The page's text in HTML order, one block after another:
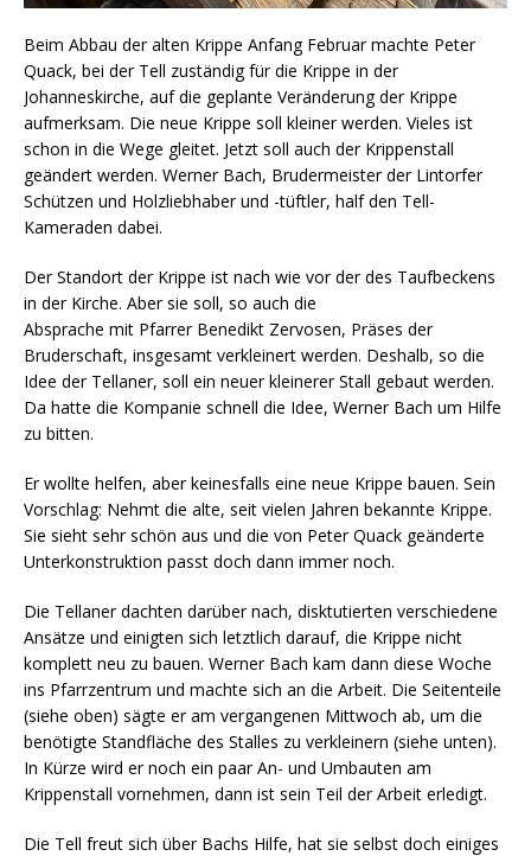
Beim Abbau der alten Krippe Anfang Februar machte Peter
Quack, bei der Tell zuständig für die Krippe in der
Johanneskirche, auf die geplante Veränderung der Krippe
aufmerksam. Die neue Krippe soll kleiner werden. Vieles ist
schon in die Wege gleitet. Jetzt soll auch der Krippenstall
geändert werden. Werner Bach, Brudermeister der Lintorfer
Schützen und Holzliebhaber und -tüftler, half den Tell-
Kameraden dabei.
Der Standort der Krippe ist nach wie vor der des Taufbeckens
in der Kirche. Aber sie soll, so auch die
Absprache mit Pfarrer Benedikt Zervosen, Präses der
Bruderschaft, insgesamt verkleinert werden. Deshalb, so die
Idee der Tellaner, soll ein neuer kleinerer Stall gebaut werden.
Da hatte die Kompanie schnell die Idee, Werner Bach um Hilfe
zu bitten.
Er wollte helfen, aber keinesfalls eine neue Krippe bauen. Sein
Vorschlag: Nehmt die alte, seit vielen Jahren bekannte Krippe.
Sie sieht sehr schön aus und die von Peter Quack geänderte
Unterkonstruktion passt doch dann immer noch.
Die Tellaner dachten darüber nach, disktutierten verschiedene
Ansätze und einigten sich letztlich darauf, die Krippe nicht
komplett neu zu bauen. Werner Bach kam dann diese Woche
ins Pfarrzentrum und machte sich an die Arbeit. Die Seitenteile
(siehe oben) sägte er am vergangenen Mittwoch ab, um die
benötigte Standfläche des Stalles zu verkleinern (siehe unten).
In Kürze wird er noch ein paar An- und Umbauten am
Krippenstall vornehmen, dann ist sein Teil der Arbeit erledigt.
Die Tell freut sich über Bachs Hilfe, hat sie selbst doch einiges